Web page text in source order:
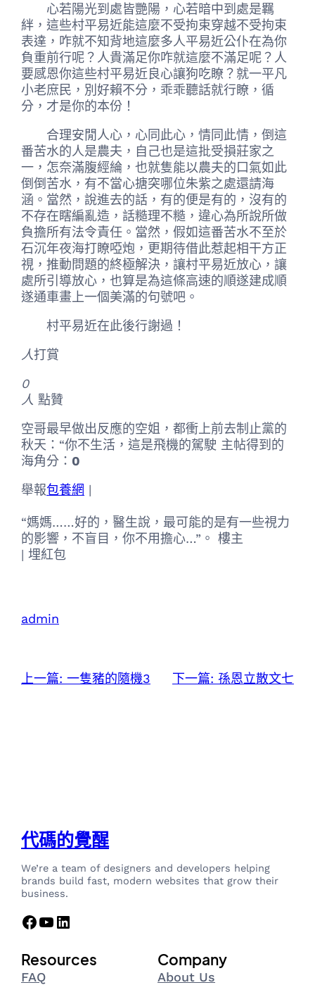
心若陽光到處皆艷陽，心若暗中到處是羈
絆，這些村平易近能這麼不受拘束穿越不受拘束
表達，咋就不知背地這麼多人平易近公仆在為你
負重前行呢？人貴滿足你咋就這麼不滿足呢？人
要感恩你這些村平易近良心讓狗吃瞭？就一平凡
小老庶民，別好賴不分，乖乖聽話就行瞭，循
分，才是你的本份！
合理安閒人心，心同此心，情同此情，倒這
番苦水的人是農夫，自己也是這批受損莊家之
一，怎奈滿腹經綸，也就隻能以農夫的口氣如此
倒倒苦水，有不當心搪突哪位朱紫之處還請海
涵。當然，說進去的話，有的便是有的，沒有的
不存在瞎編亂造，話糙理不糙，違心為所說所做
負擔所有法令責任。當然，假如這番苦水不至於
石沉年夜海打瞭啞炮，更期待借此惹起相干方正
視，推動問題的終極解決，讓村平易近放心，讓
處所引導放心，也算是為這條高速的順遂建成順
遂通車畫上一個美滿的句號吧。
村平易近在此後行謝過！
人打賞
0
人 點贊
空哥最早做出反應的空姐，都衝上前去制止黨的
秋天：“你不生活，這是飛機的駕駛 主帖得到的
海角分： 0
舉報包養網 |
“媽媽……好的，醫生說，最可能的是有一些視力
的影響，不盲目，你不用擔心…”。 樓主
| 埋紅包
admin
上一篇: 一隻豬的隨機3 下一篇: 孫恩立散文七
代碼的覺醒
We’re a team of designers and developers helping
brands build fast, modern websites that grow their
business.
Facebook YouTube LinkedIn
Resources
FAQ
Company
About Us